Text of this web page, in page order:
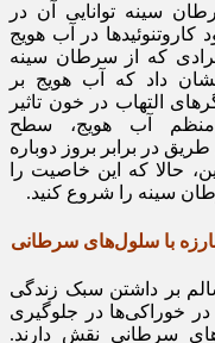
سینه توانایی آن در
در آب هویج
که از سرطان سینه
داد که آب هویج بر
التهاب در خون تاثیر
منظم آب هویج، سطح
طریق در برابر بروز دوباره
حالا که این خاصیت را
سینه را شروع کنید.
بر داشتن سبک زندگی
خوراکی‌ها در جلوگیری
سرطانی نقش دارند.